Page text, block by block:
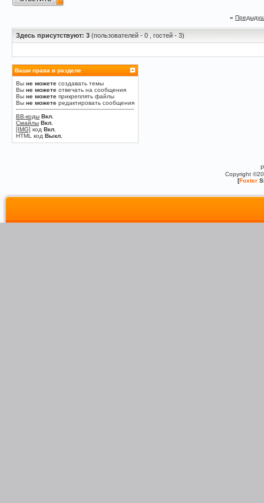
«
Здесь присутствуют: 3 (пользователей - 0 , гостей - 3)
Ваши права в разделе
Вы не можете создавать темы
Вы не можете отвечать на сообщения
Вы не можете прикреплять файлы
Вы не можете редактировать сообщения
BB-коды Вкл.
Смайлы Вкл.
[IMG] код Вкл.
HTML код Выкл.
Copyright
[Foxter